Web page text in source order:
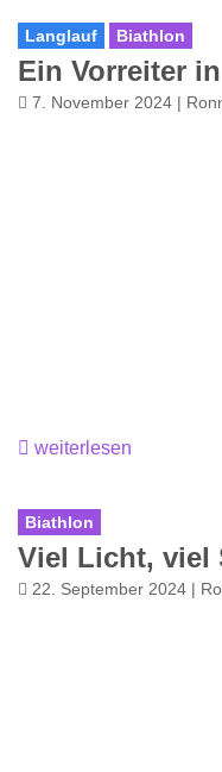
Langlauf Biathlon
Ein Vorreiter
7. November 2024 |
weiterlesen
Biathlon
Viel Licht, viel
22. September 2024 |